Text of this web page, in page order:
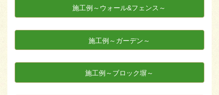
施工例～ウォール&フェンス～
施工例～ガーデン～
施工例～ブロック塀～